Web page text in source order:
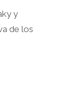
y
de los